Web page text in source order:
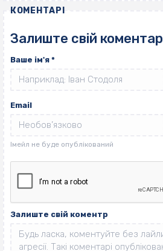
КОМЕНТАРІ
Залиште свій коментар
Ваше ім'я *
Email
Залиште свій коментр